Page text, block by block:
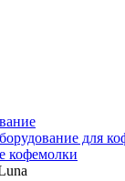
для
кофемолки